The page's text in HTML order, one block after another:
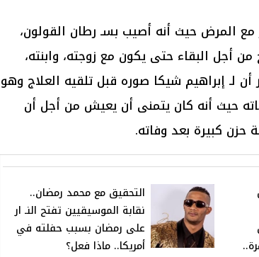
المرض حيث أنه أصيب بسـ رطان القولون،
أجل البقاء حتى يكون مع زوجته، وابنته،
لـ إبراهيم شيكا صوره قبل تلقيه العلاج وهو
حيث أنه كان يتمنى أن يعيش من أجل أن
حزن كبيرة بعد وفاته.
التحقيق مع محمد رمضان..
نقابة الموسيقيين تفتح النـ ار
على رمضان بسبب حفلته في
أمريكا.. ماذا فعل؟